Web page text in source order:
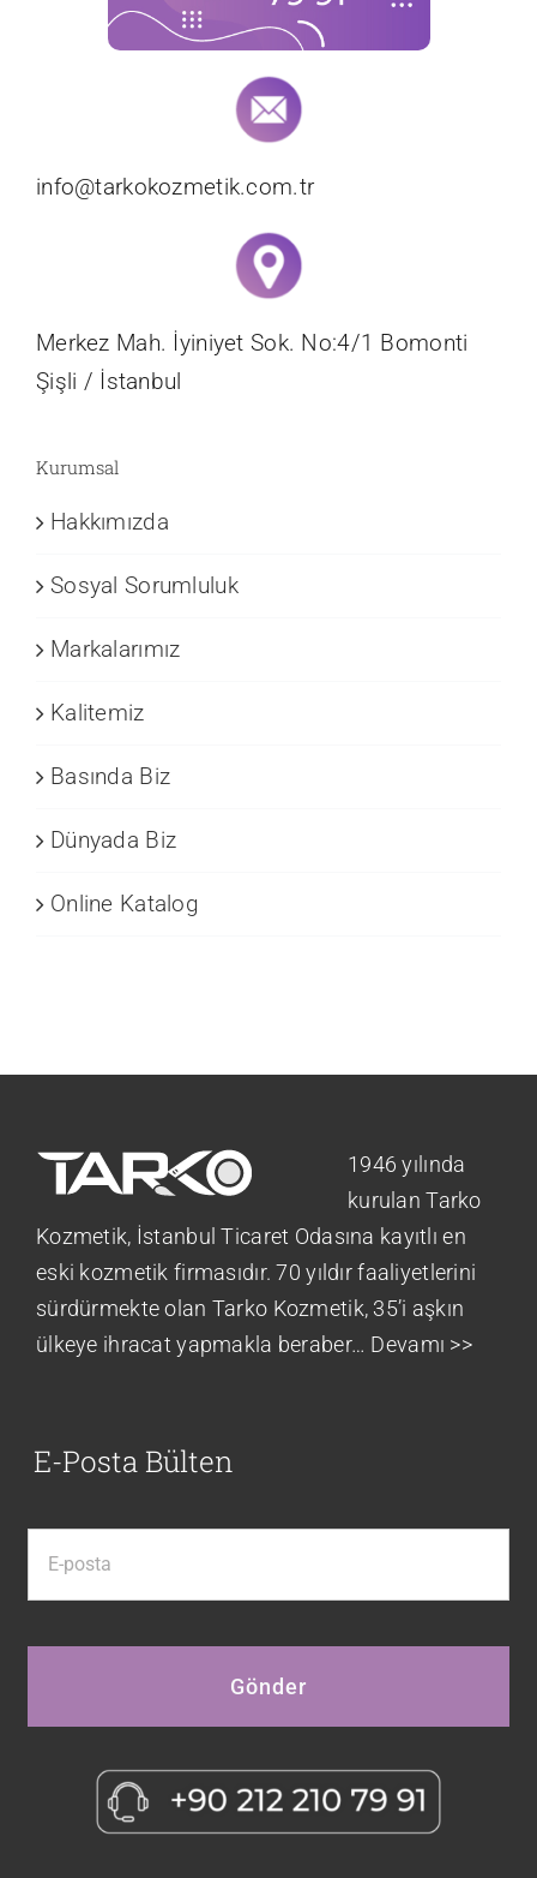
info@tarkokozmetik.com.tr
Merkez Mah. İyiniyet Sok. No:4/1 Bomonti
Şişli / İstanbul
Kurumsal
Hakkımızda
Sosyal Sorumluluk
Markalarımız
Kalitemiz
Basında Biz
Dünyada Biz
Online Katalog
1946 yılında
kurulan Tarko
Kozmetik, İstanbul Ticaret Odasına kayıtlı en
eski kozmetik firmasıdır. 70 yıldır faaliyetlerini
sürdürmekte olan Tarko Kozmetik, 35’i aşkın
ülkeye ihracat yapmakla beraber… Devamı >>
E-Posta Bülten
Gönder